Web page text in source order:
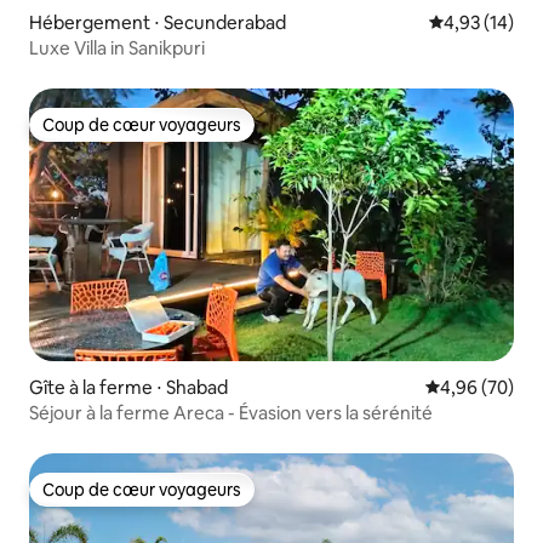
Hébergement ⋅ Secunderabad Évaluation
4,93 (14)
Luxe Villa in Sanikpuri
Coup de cœur voyageurs
Coup de cœur voyageurs
Gîte à la ferme ⋅ Shabad Évaluation
4,96 (70)
Séjour à la ferme Areca - Évasion vers la sérénité
Coup de cœur voyageurs
Coup de cœur voyageurs